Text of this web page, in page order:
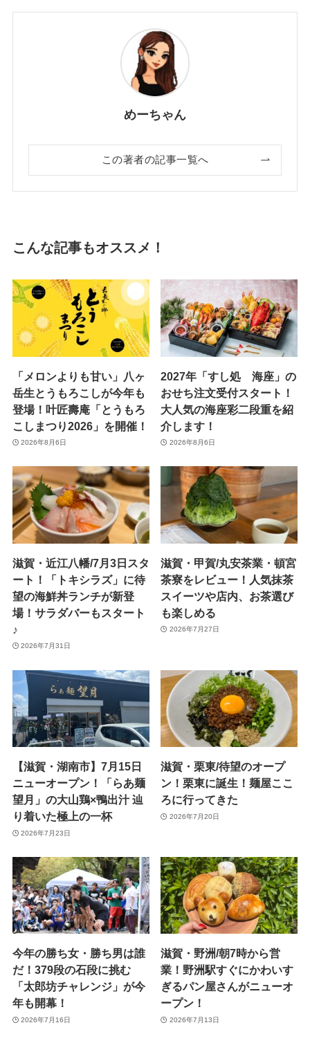
めーちゃん
この著者の記事一覧へ
こんな記事もオススメ！
「メロンよりも甘い」八ヶ
岳生とうもろこしが今年も
登場！叶匠壽庵「とうもろ
こしまつり2026」を開催！
2026年8月6日
2027年「すし処 海座」の
おせち注文受付スタート！
大人気の海座彩二段重を紹
介します！
2026年8月6日
滋賀・近江八幡/7月3日スタ
ート！「トキシラズ」に待
望の海鮮丼ランチが新登
場！サラダバーもスタート
♪
2026年7月31日
滋賀・甲賀/丸安茶業・頓宮
茶寮をレビュー！人気抹茶
スイーツや店内、お茶選び
も楽しめる
2026年7月27日
【滋賀・湖南市】7月15日
ニューオープン！「らあ麺
望月」の大山鶏×鴨出汁 辿
り着いた極上の一杯
2026年7月23日
滋賀・栗東/待望のオープ
ン！栗東に誕生！麺屋ここ
ろに行ってきた
2026年7月20日
今年の勝ち女・勝ち男は誰
だ！379段の石段に挑む
「太郎坊チャレンジ」が今
年も開幕！
2026年7月16日
滋賀・野洲/朝7時から営
業！野洲駅すぐにかわいす
ぎるパン屋さんがニューオ
ープン！
2026年7月13日